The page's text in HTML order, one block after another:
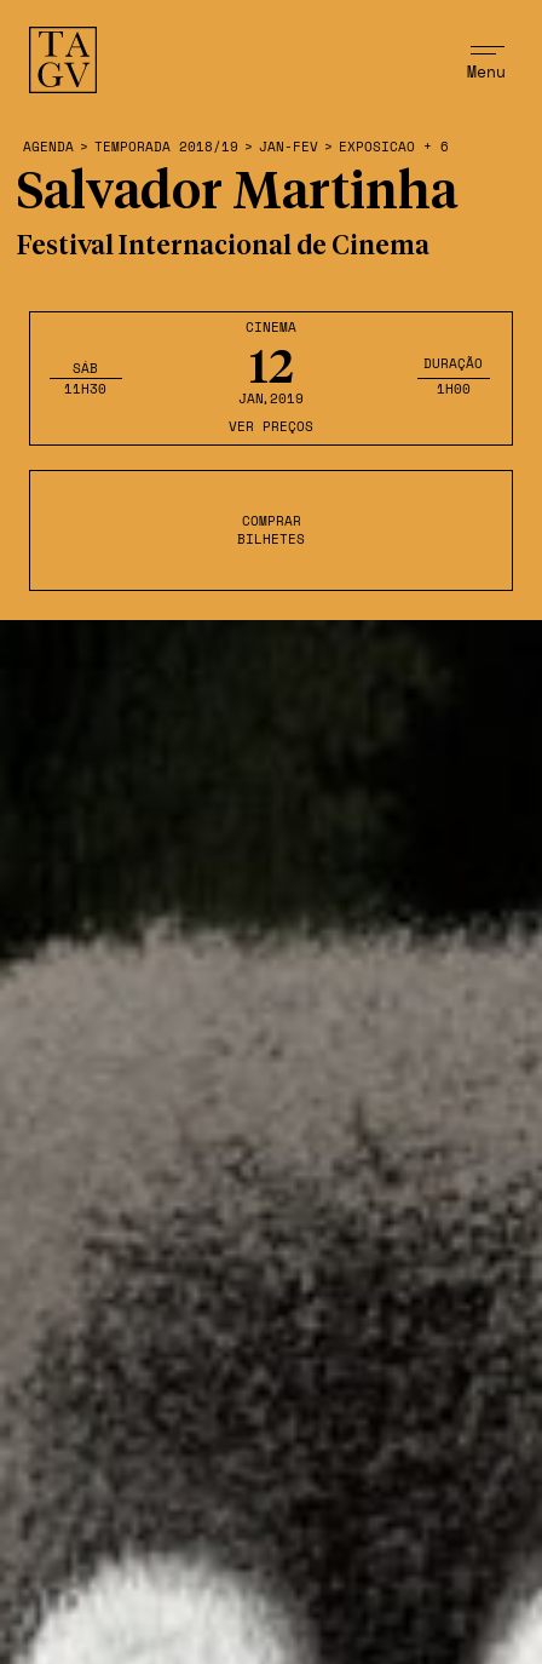
Menu
CINEMA
12
JAN,2019
SÁB
11H30
DURAÇÃO
1H00
VER PREÇOS
COMPRAR
BILHETES
AGENDA > TEMPORADA 2018/19 > JAN-FEV > EXPOSICAO + 6
Salvador Martinha
Festival Internacional de Cinema